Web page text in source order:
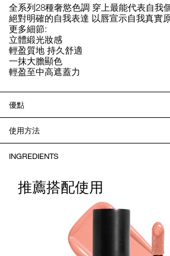
全系列28種奢慾色調 穿上最能代表自我
絕對明確的自我表達 以唇宣示自我真實
更多細節:
立體緞光妝感
輕盈質地 持久舒適
一抹大膽顯色
輕盈至中高遮蓋力
優點
使用方法
INGREDIENTS
推薦搭配使用